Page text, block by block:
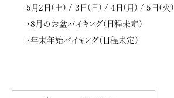
5月2日(土) / 3日(日) / 4日(月) / 5日(火)
・8月のお盆バイキング(日程未定)
・年末年始バイキング(日程未定)